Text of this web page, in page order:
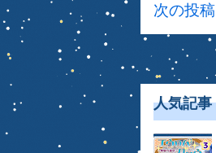
次の投稿
人気記事